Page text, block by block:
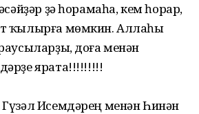
ҙә һорамаһа, кем һорар,
ҡылырға мөмкин. Аллаһы
доға менән
ярата!!!!!!!!!
Исемдәрең менән Һинән